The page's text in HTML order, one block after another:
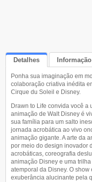
Detalhes
Queremos Saber Sua
Ponha sua imaginação em
colaboração criativa inédita
Cirque du Soleil e Disney.
Drawn to Life convida você
animação de Walt Disney é
sua família para um salto
jornada acrobática ao vivo
animação gigante. A arte da
por meio do design inovador
acrobáticas, coreografia
animação Disney e uma
atemporal da Disney. O
exuberância alucinante pela